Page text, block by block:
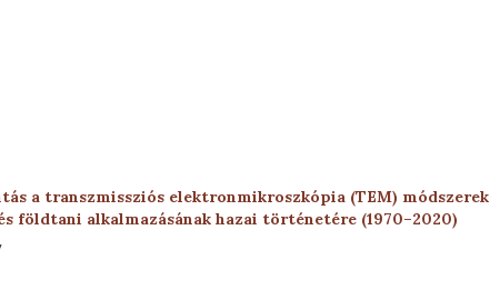
a transzmissziós elektronmikroszkópia (TEM) módszerek
földtani alkalmazásának hazai történetére (1970–2020)